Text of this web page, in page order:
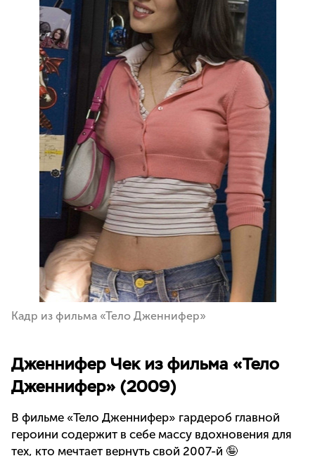
Кадр из фильма «Тело Дженнифер»
Дженнифер Чек из фильма «Тело
Дженнифер» (2009)
В фильме «Тело Дженнифер» гардероб главной
героини содержит в себе массу вдохновения для
тех, кто мечтает вернуть свой 2007-й 🤪